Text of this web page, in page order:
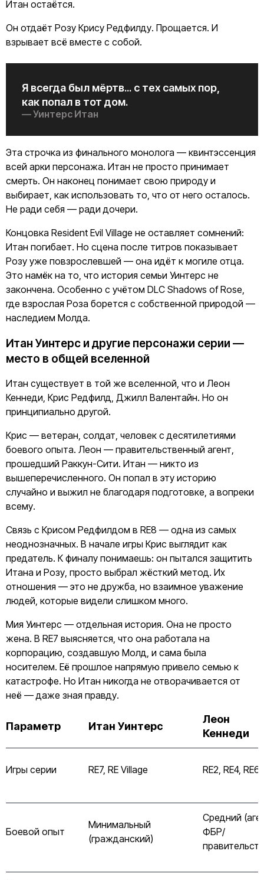
Итан остаётся.
Он отдаёт Розу Крису Редфилду. Прощается. И
взрывает всё вместе с собой.
Я всегда был мёртв... с тех самых пор,
как попал в тот дом.
— Уинтерс Итан
Эта строчка из финального монолога — квинтэссенция
всей арки персонажа. Итан не просто принимает
смерть. Он наконец понимает свою природу и
выбирает, как использовать то, что от него осталось.
Не ради себя — ради дочери.
Концовка Resident Evil Village не оставляет сомнений:
Итан погибает. Но сцена после титров показывает
Розу уже повзрослевшей — она идёт к могиле отца.
Это намёк на то, что история семьи Уинтерс не
закончена. Особенно с учётом DLC Shadows of Rose,
где взрослая Роза борется с собственной природой —
наследием Молда.
Итан Уинтерс и другие персонажи серии —
место в общей вселенной
Итан существует в той же вселенной, что и Леон
Кеннеди, Крис Редфилд, Джилл Валентайн. Но он
принципиально другой.
Крис — ветеран, солдат, человек с десятилетиями
боевого опыта. Леон — правительственный агент,
прошедший Раккун-Сити. Итан — никто из
вышеперечисленного. Он попал в эту историю
случайно и выжил не благодаря подготовке, а вопреки
всему.
Связь с Крисом Редфилдом в RE8 — одна из самых
неоднозначных. В начале игры Крис выглядит как
предатель. К финалу понимаешь: он пытался защитить
Итана и Розу, просто выбрал жёсткий метод. Их
отношения — это не дружба, но взаимное уважение
людей, которые видели слишком много.
Мия Уинтерс — отдельная история. Она не просто
жена. В RE7 выясняется, что она работала на
корпорацию, создавшую Молд, и сама была
носителем. Её прошлое напрямую привело семью к
катастрофе. Но Итан никогда не отворачивается от
неё — даже зная правду.
Параметр Итан Уинтерс
Леон
Кеннеди
Игры серии RE7, RE Village RE2, RE4, RE6
Боевой опыт
Минимальный
(гражданский)
Средний
ФБР/